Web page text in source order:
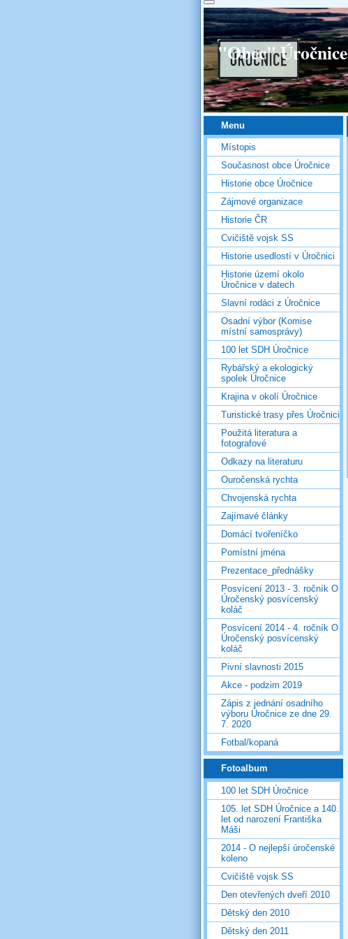
"Obec" Úročnice
Menu
Místopis
Současnost obce Úročnice
Historie obce Úročnice
Zájmové organizace
Historie ČR
Cvičiště vojsk SS
Historie usedlostí v Úročnici
Historie území okolo
Úročnice v datech
Slavní rodáci z Úročnice
Osadní výbor (Komise
místní samosprávy)
100 let SDH Úročnice
Rybářský a ekologický
spolek Úročnice
Krajina v okolí Úročnice
Turistické trasy přes Úročnici
Použitá literatura a
fotografové
Odkazy na literaturu
Ouročenská rychta
Chvojenská rychta
Zajímavé články
Domácí tvořeníčko
Pomístní jména
Prezentace_přednášky
Posvícení 2013 - 3. ročník O
Úročenský posvícenský
koláč
Posvícení 2014 - 4. ročník O
Úročenský posvícenský
koláč
Pivní slavnosti 2015
Akce - podzim 2019
Zápis z jednání osadního
výboru Úročnice ze dne 29.
7. 2020
Fotbal/kopaná
Fotoalbum
100 let SDH Úročnice
105. let SDH Úročnice a 140.
let od narození Františka
Máši
2014 - O nejlepší úročenské
koleno
Cvičiště vojsk SS
Den otevřených dveří 2010
Dětský den 2010
Dětský den 2011